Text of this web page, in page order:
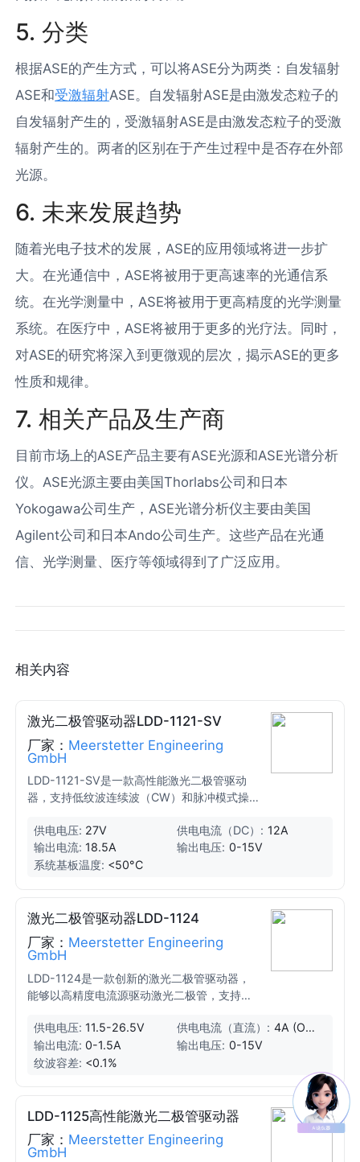
5. 分类
根据ASE的产生方式，可以将ASE分为两类：自发辐射
ASE和受激辐射ASE。自发辐射ASE是由激发态粒子的
自发辐射产生的，受激辐射ASE是由激发态粒子的受激
辐射产生的。两者的区别在于产生过程中是否存在外部
光源。
6. 未来发展趋势
随着光电子技术的发展，ASE的应用领域将进一步扩
大。在光通信中，ASE将被用于更高速率的光通信系
统。在光学测量中，ASE将被用于更高精度的光学测量
系统。在医疗中，ASE将被用于更多的光疗法。同时，
对ASE的研究将深入到更微观的层次，揭示ASE的更多
性质和规律。
7. 相关产品及生产商
目前市场上的ASE产品主要有ASE光源和ASE光谱分析
仪。ASE光源主要由美国Thorlabs公司和日本
Yokogawa公司生产，ASE光谱分析仪主要由美国
Agilent公司和日本Ando公司生产。这些产品在光通
信、光学测量、医疗等领域得到了广泛应用。
相关内容
激光二极管驱动器LDD-1121-SV
厂家： Meerstetter Engineering
GmbH
LDD-1121-SV是一款高性能激光二极管驱动
器，支持低纹波连续波（CW）和脉冲模式操
供电电压: 27V 供电电流（DC）: 12A
输出电流: 18.5A 输出电压: 0-15V
系统基板温度: <50°C
激光二极管驱动器LDD-1124
厂家： Meerstetter Engineering
GmbH
LDD-1124是一款创新的激光二极管驱动器，
能够以高精度电流源驱动激光二极管，支持连
（光电二极管输入）使其也可作为激光功率控
制器使用。
供电电压: 11.5-26.5V 供电电流（直流）: 4A (On
输出电流: 0-1.5A 输出电压: 0-15V
纹波容差: <0.1%
LDD-1125高性能激光二极管驱动器
厂家： Meerstetter Engineering
GmbH